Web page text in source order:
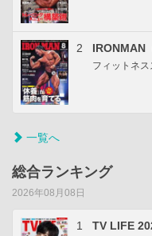
2 IRONMAN
フィットネス
一覧へ
総合ランキング
2026年08月08日
1 TV LIFE